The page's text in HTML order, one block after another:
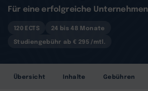
Für eine erfolgreiche
120 ECTS
24 bis 48 Monate
Studiengebühr ab € 295 /mtl.
Übersicht Inhalte Gebühren